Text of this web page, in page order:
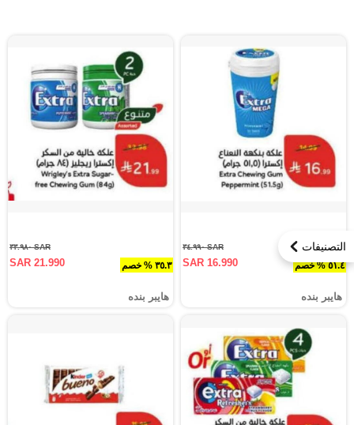
التصنيفات
٥١.٤ % خصم
SAR ٣٤.٩٩٠
SAR 16.990
هايبر بنده
٣٥.٣ % خصم
SAR ٣٣.٩٨٠
SAR 21.990
هايبر بنده